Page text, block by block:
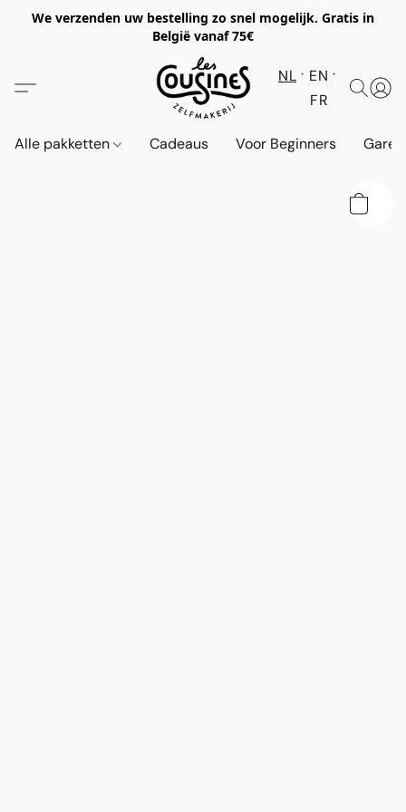
We verzenden uw bestelling zo snel mogelijk. Gratis in
België vanaf 75€
NL
EN
FR
Alle pakketten Cadeaus Voor Beginners